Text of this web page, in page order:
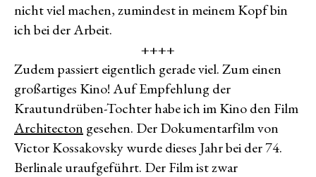
nicht viel machen, zumindest in meinem Kopf bin
ich bei der Arbeit.
++++
Zudem passiert eigentlich gerade viel. Zum einen
großartiges Kino! Auf Empfehlung der
Krautundrüben-Tochter habe ich im Kino den Film
Architecton gesehen. Der Dokumentarfilm von
Victor Kossakovsky wurde dieses Jahr bei der 74.
Berlinale uraufgeführt. Der Film ist zwar